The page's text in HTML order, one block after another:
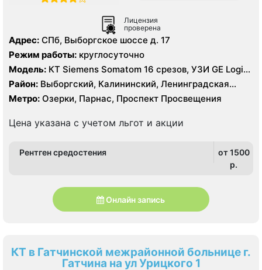
Лицензия
проверена
Адрес: СПб, Выборгское шоссе д. 17
Режим работы: круглосуточно
Модель: КТ Siemens Somatom 16 срезов, УЗИ GE Logiq
S8
Район: Выборгский, Калининский, Ленинградская
область, Приморский
Метро: Озерки, Парнас, Проспект Просвещения
Цена указана с учетом льгот и акции
Рентген средостения
от 1500
p.
Онлайн запись
КТ в Гатчинской межрайонной больнице г.
Гатчина на ул Урицкого 1